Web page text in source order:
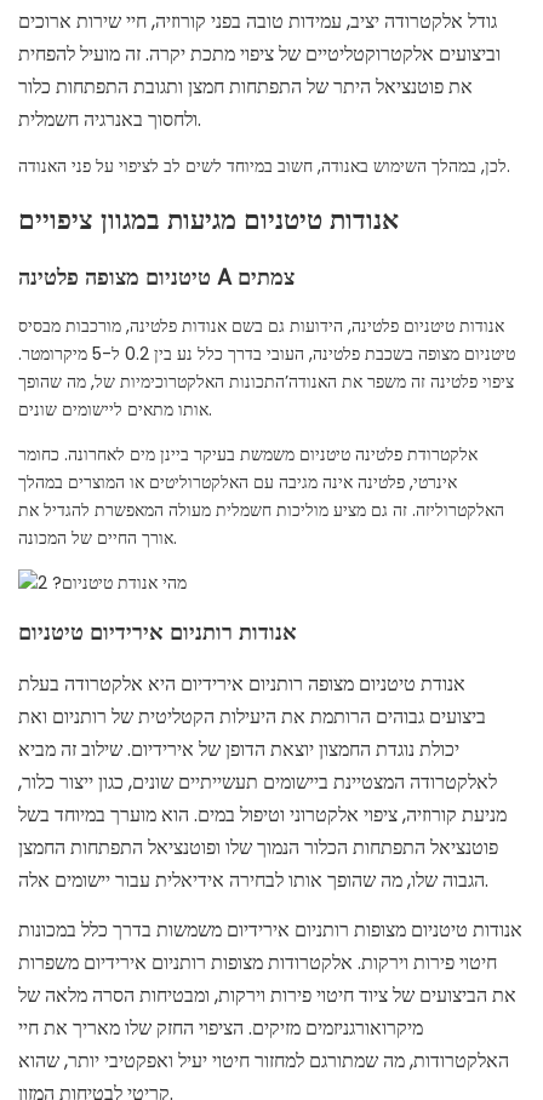
גודל אלקטרודה יציב, עמידות טובה בפני קורוזיה, חיי שירות ארוכים
וביצועים אלקטרוקטליטיים של ציפוי מתכת יקרה. זה מועיל להפחית
את פוטנציאל היתר של התפתחות חמצן ותגובת התפתחות כלור
ולחסוך באנרגיה חשמלית.
לכן, במהלך השימוש באנודה, חשוב במיוחד לשים לב לציפוי על פני האנודה.
אנודות טיטניום מגיעות במגוון ציפויים
טיטניום מצופה פלטינה A צמתים
אנודות טיטניום פלטינה, הידועות גם בשם אנודות פלטינה, מורכבות מבסיס
טיטניום מצופה בשכבת פלטינה, העובי בדרך כלל נע בין 0.2 ל-5 מיקרומטר.
ציפוי פלטינה זה משפר את האנודה’התכונות האלקטרוכימיות של, מה שהופך
אותו מתאים ליישומים שונים.
אלקטרודת פלטינה טיטניום משמשת בעיקר ביינן מים לאחרונה. כחומר
אינרטי, פלטינה אינה מגיבה עם האלקטרוליטים או המוצרים במהלך
האלקטרוליזה. זה גם מציע מוליכות חשמלית מעולה המאפשרת להגדיל את
אורך החיים של המכונה.
אנודות רותניום אירידיום טיטניום
אנודת טיטניום מצופה רותניום אירידיום היא אלקטרודה בעלת
ביצועים גבוהים הרותמת את היעילות הקטליטית של רותניום ואת
יכולת נוגדת החמצון יוצאת הדופן של אירידיום. שילוב זה מביא
לאלקטרודה המצטיינת ביישומים תעשייתיים שונים, כגון ייצור כלור,
מניעת קורוזיה, ציפוי אלקטרוני וטיפול במים. הוא מוערך במיוחד בשל
פוטנציאל התפתחות הכלור הנמוך שלו ופוטנציאל התפתחות החמצן
הגבוה שלו, מה שהופך אותו לבחירה אידיאלית עבור יישומים אלה.
אנודות טיטניום מצופות רותניום אירידיום משמשות בדרך כלל במכונות
חיטוי פירות וירקות. אלקטרודות מצופות רותניום אירידיום משפרות
את הביצועים של ציוד חיטוי פירות וירקות, ומבטיחות הסרה מלאה של
מיקרואורגניזמים מזיקים. הציפוי החזק שלו מאריך את חיי
האלקטרודות, מה שמתורגם למחזור חיטוי יעיל ואפקטיבי יותר, שהוא
קריטי לבטיחות המזון.